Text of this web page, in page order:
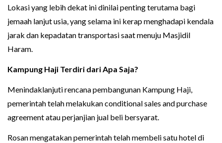
Lokasi yang lebih dekat ini dinilai penting terutama bagi
jemaah lanjut usia, yang selama ini kerap menghadapi kendala
jarak dan kepadatan transportasi saat menuju Masjidil
Haram.
Kampung Haji Terdiri dari Apa Saja?
Menindaklanjuti rencana pembangunan Kampung Haji,
pemerintah telah melakukan conditional sales and purchase
agreement atau perjanjian jual beli bersyarat.
Rosan mengatakan pemerintah telah membeli satu hotel di